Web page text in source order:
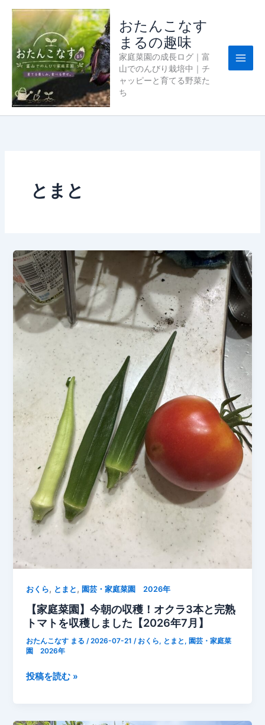
おたんこなす
まるの趣味
家庭菜園の成長ログ｜富
山でのんびり栽培中｜チ
ャッピーと育てる野菜た
ち
とまと
おくら, とまと ,園芸・家庭菜園 2026年
【家庭菜園】今朝の収穫！オクラ3本と完熟
トマトを収穫しました【2026年7月】
おたんこなす まる/2026-07-21/ おくら, とまと , 園芸・家庭菜
園 2026年
【家
園】
投稿を読む »